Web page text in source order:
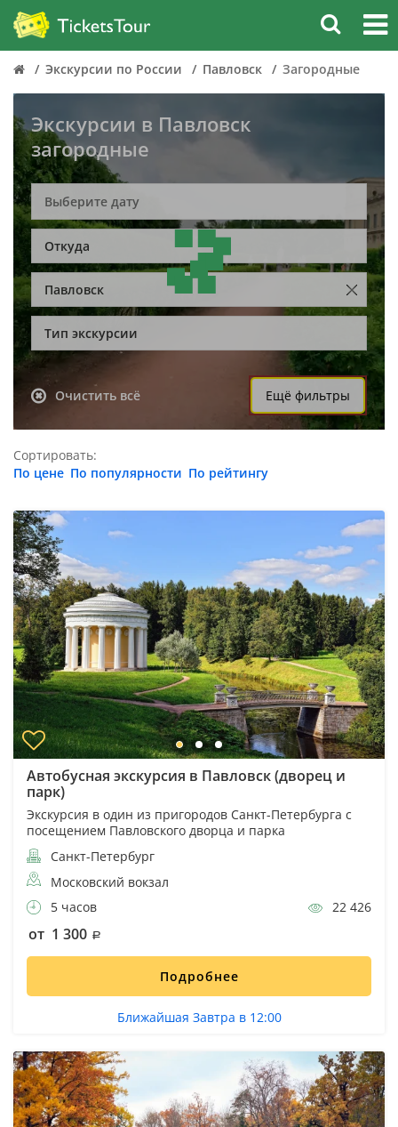
Экскурсии по России Павловск Загородные
Экскурсии в Павловск
загородные
Откуда
Павловск
Тип экскурсии
Очистить всё Ещё фильтры
Сортировать:
По цене По популярности По рейтингу
Автобусная экскурсия в Павловск (дворец и
парк)
Экскурсия в один из пригородов Санкт-Петербурга с
посещением Павловского дворца и парка
Санкт-Петербург
Московский вокзал
5 часов
22 426
от 1 300
Подробнее
Ближайшая Завтра в 12:00